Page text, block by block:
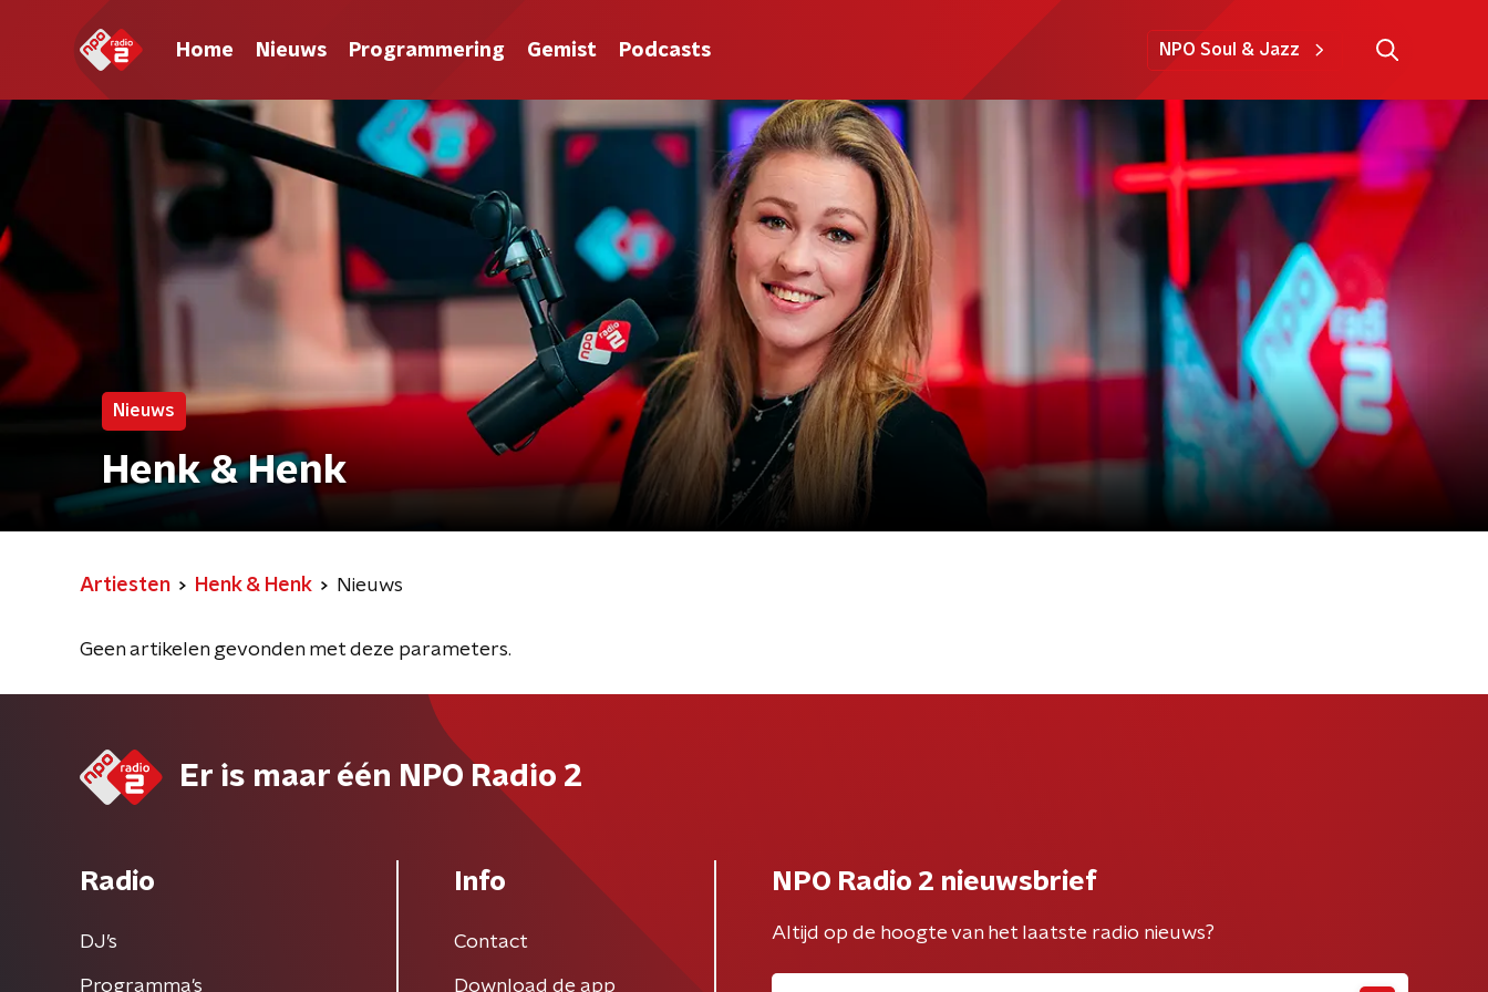
Home Nieuws Programmering Gemist Podcasts NPO Soul & Jazz
Nieuws
Henk & Henk
Artiesten Henk & Henk Nieuws
Geen artikelen gevonden met deze parameters.
Er is maar één NPO Radio 2
Radio
DJ’s
Programma's
Info
Contact
Download de app
NPO Radio 2 nieuwsbrief
Altijd op de hoogte van het laatste radio nieuws?